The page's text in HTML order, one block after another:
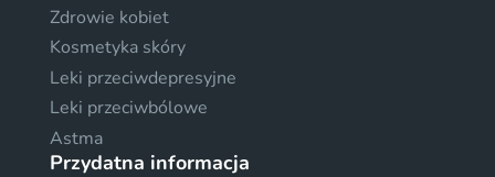
Zdrowie kobiet
Kosmetyka skóry
Leki przeciwdepresyjne
Leki przeciwbólowe
Astma
Przydatna informacja